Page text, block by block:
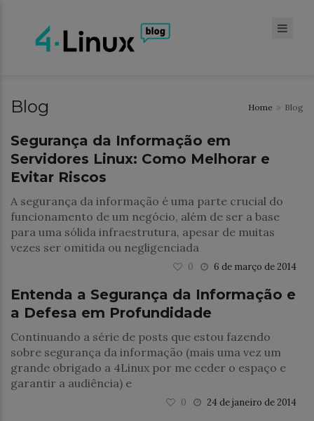
Blog Home Blog
Infraestrutura TI
Segurança da Informação em
Servidores Linux: Como Melhorar e
Evitar Riscos
A segurança da informação é uma parte crucial do
funcionamento de um negócio, além de ser a base
para uma sólida infraestrutura, apesar de muitas
vezes ser omitida ou negligenciada
6 de março de 2014
0
Entenda a Segurança da Informação e
a Defesa em Profundidade
Continuando a série de posts que estou fazendo
sobre segurança da informação (mais uma vez um
grande obrigado a 4Linux por me ceder o espaço e
garantir a audiência) e
24 de janeiro de 2014
0